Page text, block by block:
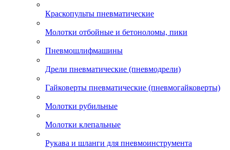
Краскопульты пневматические
Молотки отбойные и бетоноломы, пики
Пневмошлифмашины
Дрели пневматические (пневмодрели)
Гайковерты пневматические (пневмогайковерты)
Молотки рубильные
Молотки клепальные
Рукава и шланги для пневмоинструмента